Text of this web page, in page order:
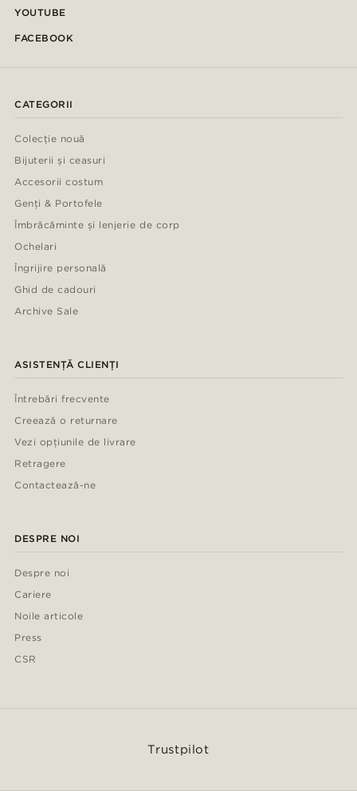
YOUTUBE
FACEBOOK
CATEGORII
Colecție nouă
Bijuterii și ceasuri
Accesorii costum
Genți & Portofele
Îmbrăcăminte și lenjerie de corp
Ochelari
Îngrijire personală
Ghid de cadouri
Archive Sale
ASISTENȚĂ CLIENȚI
Întrebări frecvente
Creează o returnare
Vezi opțiunile de livrare
Retragere
Contactează-ne
DESPRE NOI
Despre noi
Cariere
Noile articole
Press
CSR
Trustpilot